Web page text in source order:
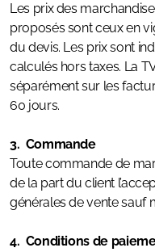
Les prix des
proposés sont ceux en
du devis. Les prix sont
calculés hors taxes. La
séparément sur les
60 jours.
3. Commande
Toute commande de
de la part du client
générales de vente sauf
4. Conditions de